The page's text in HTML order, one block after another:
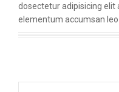
dosectetur adipisicing elit
elementum accumsan leo